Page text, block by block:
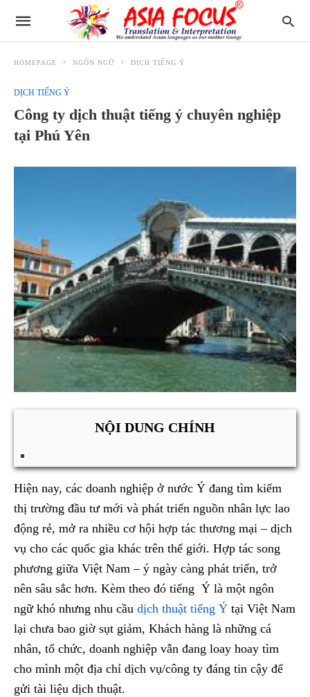
HOMEPAGE NGÔN NGỮ DỊCH TIẾNG Ý
DỊCH TIẾNG Ý
Công ty dịch thuật tiếng ý chuyên nghiệp
tại Phú Yên
NỘI DUNG CHÍNH
Hiện nay, các doanh nghiệp ở nước Ý đang tìm kiếm
thị trường đầu tư mới và phát triển nguồn nhân lực lao
động rẻ, mở ra nhiều cơ hội hợp tác thương mại – dịch
vụ cho các quốc gia khác trên thế giới. Hợp tác song
phương giữa Việt Nam – ý ngày càng phát triển, trở
nên sâu sắc hơn. Kèm theo đó tiếng Ý là một ngôn
ngữ khó nhưng nhu cầu dịch thuật tiếng Ý tại Việt Nam
lại chưa bao giờ sụt giảm, Khách hàng là những cá
nhân, tổ chức, doanh nghiệp vẫn đang loay hoay tìm
cho mình một địa chỉ dịch vụ/công ty đáng tin cậy để
gửi tài liệu dịch thuật.